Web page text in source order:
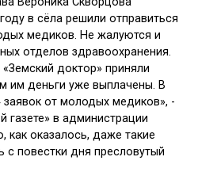
в сёла решили отправиться
медиков. Не жалуются и
отделов здравоохранения.
доктор» приняли
им деньги уже выплачены. В
от молодых медиков», -
газете» в администрации
как оказалось, даже такие
с повестки дня пресловутый